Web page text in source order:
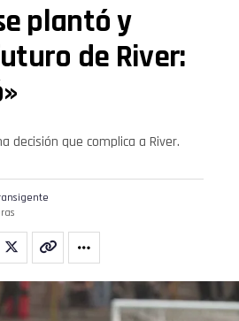
plantó y
de River:
decisión que complica a River.